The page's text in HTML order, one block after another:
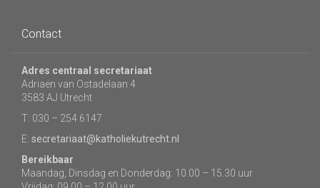
Contact
Adres centraal secretariaat
Adriaen van Ostadelaan 4
3583 AJ Utrecht
T: 030 – 254 6147
E: secretariaat@katholiekutrecht.nl
Bereikbaar
Maandag, Dinsdag en Donderdag: 10.00 – 15.30 uur